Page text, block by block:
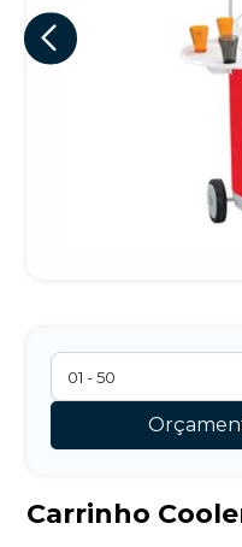
Carrinho
de marketing. Você
qualquer momento.